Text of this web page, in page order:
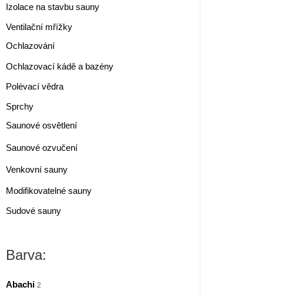
Izolace na stavbu sauny
Ventilační mřížky
Ochlazování
Ochlazovací kádě a bazény
Polévací vědra
Sprchy
Saunové osvětlení
Saunové ozvučení
Venkovní sauny
Modifikovatelné sauny
Sudové sauny
Barva:
Abachi 2